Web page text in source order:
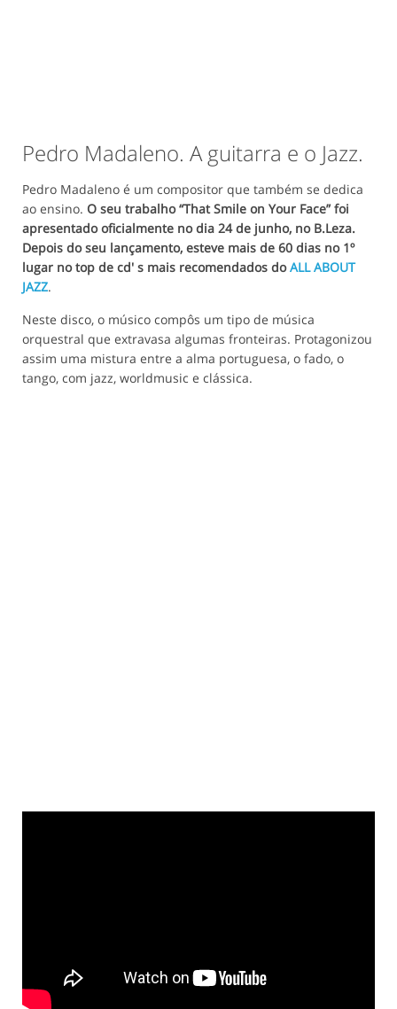
Pedro Madaleno. A guitarra e o Jazz.
Pedro Madaleno é um compositor que também se dedica
ao ensino. O seu trabalho “That Smile on Your Face” foi
apresentado oficialmente no dia 24 de junho, no B.Leza.
Depois do seu lançamento, esteve mais de 60 dias no 1º
lugar no top de cd' s mais recomendados doALL ABOUT
JAZZ.
Neste disco, o músico compôs um tipo de música
orquestral que extravasa algumas fronteiras. Protagonizou
assim uma mistura entre a alma portuguesa, o fado, o
tango, com jazz, worldmusic e clássica.